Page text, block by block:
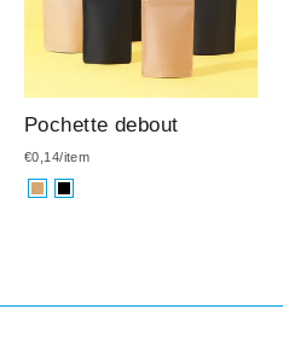
Pochette debout
€0,14/item